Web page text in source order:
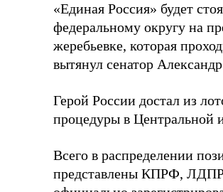
«Единая Россия» будет
федеральному округу на
жеребьевке, которая
вытянул сенатор
Герой России достал из
процедуры в Центральной
Всего в распределении
представлены КПРФ,